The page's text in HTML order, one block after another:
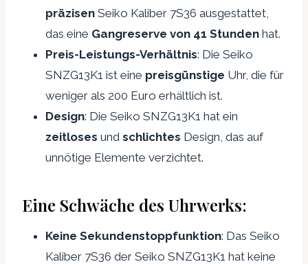
präzisen Seiko Kaliber 7S36 ausgestattet,
das eine Gangreserve von 41 Stunden hat.
Preis-Leistungs-Verhältnis: Die Seiko
SNZG13K1 ist eine preisgünstige Uhr, die für
weniger als 200 Euro erhältlich ist.
Design: Die Seiko SNZG13K1 hat ein
zeitloses und schlichtes Design, das auf
unnötige Elemente verzichtet.
Eine Schwäche des Uhrwerks:
Keine Sekundenstoppfunktion: Das Seiko
Kaliber 7S36 der Seiko SNZG13K1 hat keine